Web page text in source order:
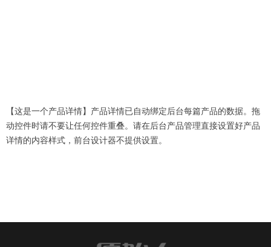
【这是一个产品详情】产品详情已自动绑定后台每篇产品的数据。拖
动控件时请不要让任何控件重叠。请在后台产品管理直接设置好产品
详情的内容样式，前台设计器不提供设置。